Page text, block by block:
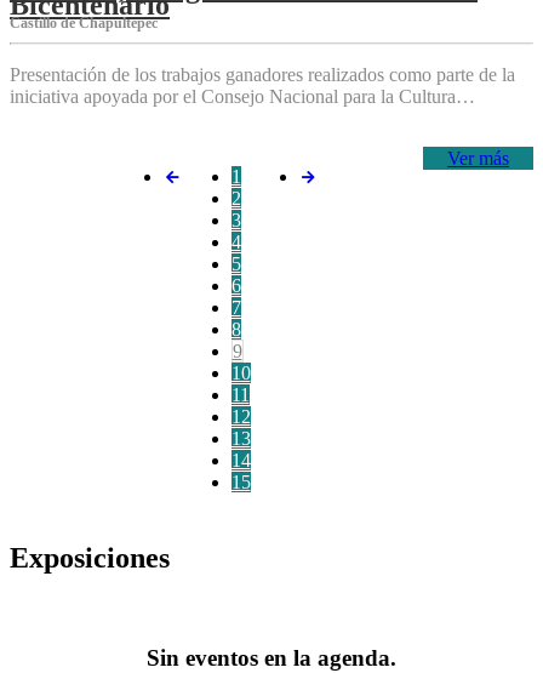
Castillo de Chapultepec
Presentación de los trabajos ganadores realizados como parte de la
iniciativa apoyada por el Consejo Nacional para la Cultura…
Ver más
1
2
3
4
5
6
7
8
9
10
11
12
13
14
15
Exposiciones
Sin eventos en la agenda.